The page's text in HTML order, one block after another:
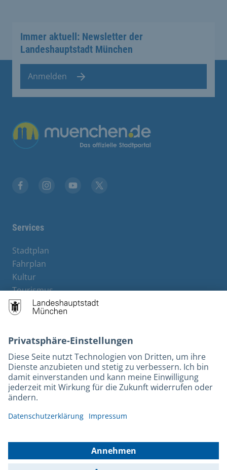
Immer aktuell: Newsletter der
Landeshauptstadt München
Anmelden
Übergreifende Links
Services
Stadtplan
Fahrplan
Kultur
Tourismus
M-Strom
Bürgerservice
Rechtliches und Kontakt
Barrierefreiheit
Leichte Sprache
Gebärdensprache
Kontakt